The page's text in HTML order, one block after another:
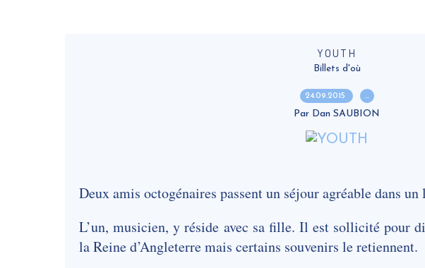
YOUTH
Billets d'où
24.09.2015 …
Par Dan SAUBION
Deux amis octogénaires passent un séjour agréable dans
L’un, musicien, y réside avec sa fille. Il est sollicité pour
la Reine d’Angleterre mais certains souvenirs le retiennent.